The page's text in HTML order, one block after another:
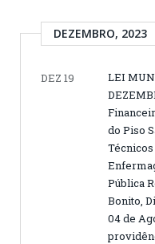
DEZEMBRO, 2023
DEZ 19
LEI
do Piso
Pública
Bonito,
04 de